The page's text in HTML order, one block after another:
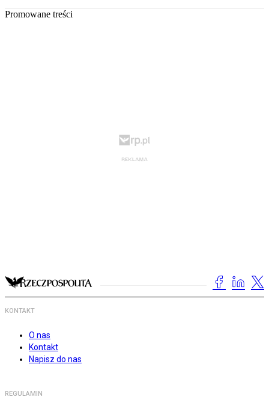
Promowane treści
KONTAKT
O nas
Kontakt
Napisz do nas
REGULAMIN